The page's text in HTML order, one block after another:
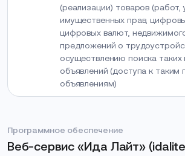
(реализации) товаров (работ,
имущественных прав,
цифровых валют,
предложений о
осуществлению поиска таких
объявлений (доступа к таким
объявлениям)
Программное обеспечение
Веб-сервис «Ида Лайт»